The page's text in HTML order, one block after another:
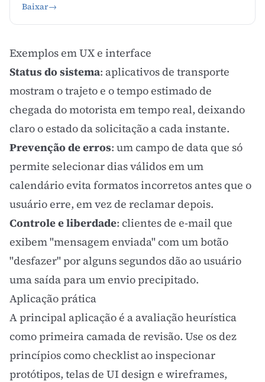
Baixar→
Exemplos em UX e interface
Status do sistema: aplicativos de transporte
mostram o trajeto e o tempo estimado de
chegada do motorista em tempo real, deixando
claro o estado da solicitação a cada instante.
Prevenção de erros: um campo de data que só
permite selecionar dias válidos em um
calendário evita formatos incorretos antes que o
usuário erre, em vez de reclamar depois.
Controle e liberdade: clientes de e-mail que
exibem "mensagem enviada" com um botão
"desfazer" por alguns segundos dão ao usuário
uma saída para um envio precipitado.
Aplicação prática
A principal aplicação é a avaliação heurística
como primeira camada de revisão. Use os dez
princípios como checklist ao inspecionar
protótipos, telas de UI design e wireframes,